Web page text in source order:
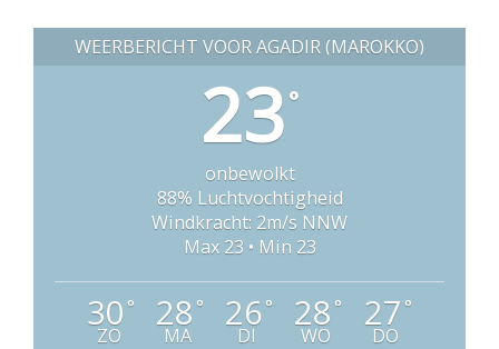
WEERBERICHT VOOR AGADIR (MAROKKO)
23°
onbewolkt
88% Luchtvochtigheid
Windkracht: 2m/s NNW
Max 23 • Min 23
30°
ZO
28°
MA
26°
DI
28°
WO
27°
DO